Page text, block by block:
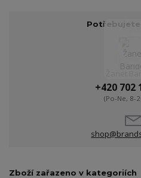
+420 702
(Po-Ne, 8-
Zboží zařazeno v kategoriích